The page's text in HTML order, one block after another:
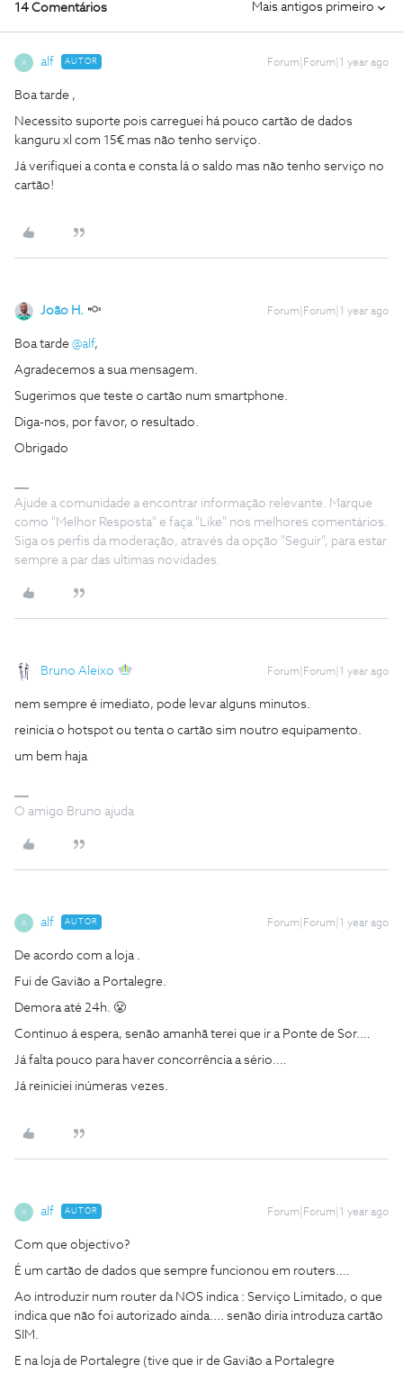
14 Comentários Mais antigos primeiro
A alf AUTOR Forum|Forum|1 year ago
Boa tarde ,
Necessito suporte pois carreguei há pouco cartão de dados
kanguru xl com 15€ mas não tenho serviço.
Já verifiquei a conta e consta lá o saldo mas não tenho serviço no
cartão!
João H. Forum|Forum|1 year ago
Boa tarde @alf,
Agradecemos a sua mensagem.
Sugerimos que teste o cartão num smartphone.
Diga-nos, por favor, o resultado.
Obrigado
Ajude a comunidade a encontrar informação relevante. Marque
como "Melhor Resposta" e faça "Like" nos melhores comentários.
Siga os perfis da moderação, através da opção "Seguir", para estar
sempre a par das ultimas novidades.
Bruno Aleixo Forum|Forum|1 year ago
nem sempre é imediato, pode levar alguns minutos.
reinicia o hotspot ou tenta o cartão sim noutro equipamento.
um bem haja
O amigo Bruno ajuda
A alf AUTOR Forum|Forum|1 year ago
De acordo com a loja .
Fui de Gavião a Portalegre.
Demora até 24h. 😤
Continuo á espera, senão amanhã terei que ir a Ponte de Sor.…
Já falta pouco para haver concorrência a sério.…
Já reiniciei inúmeras vezes.
A alf AUTOR Forum|Forum|1 year ago
Com que objectivo?
É um cartão de dados que sempre funcionou em routers.…
Ao introduzir num router da NOS indica : Serviço Limitado, o que
indica que não foi autorizado ainda.... senão diria introduza cartão
SIM.
E na loja de Portalegre (tive que ir de Gavião a Portalegre